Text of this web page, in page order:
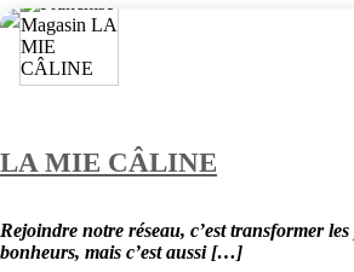
LA MIE CÂLINE
Rejoindre notre réseau, c’est transformer
bonheurs, mais c’est aussi […]